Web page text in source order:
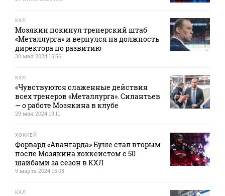
КХЛ
Мозякин покинул тренерский штаб
«Металлурга» и вернулся на должность
директора по развитию
30 мая 2024 16:56
КХЛ
«Чувствуются слаженные действия
всех тренеров «Металлурга». Силантьев
— о работе Мозякина в клубе
29 мая 2024 19:11
ХОККЕЙ
Форвард «Авангарда» Буше стал вторым
после Мозякина хоккеистом с 50
шайбами за сезон в КХЛ
9 марта 2024 15:03
КХЛ